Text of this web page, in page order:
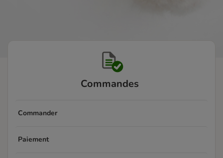
Commandes
Commander
Paiement